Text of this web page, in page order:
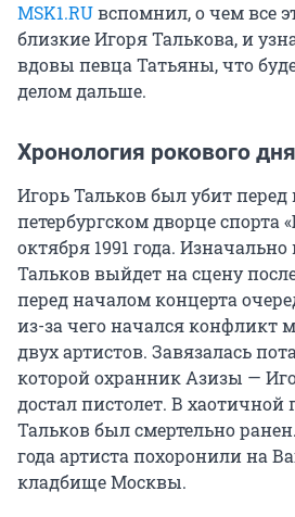
MSK1.RUвспомнил, о чем все
близкие Игоря Талькова, и
вдовы певца Татьяны, что
делом дальше.
Хронология рокового дня
Игорь Тальков был убит
петербургском дворце спорта
октября 1991 года.
Тальков выйдет на сцену
перед началом концерта
из-за чего начался конфликт
двух артистов. Завязалась
которой охранник Азизы —
достал пистолет. В хаотичной
Тальков был смертельно
года артиста похоронили на
кладбище Москвы.